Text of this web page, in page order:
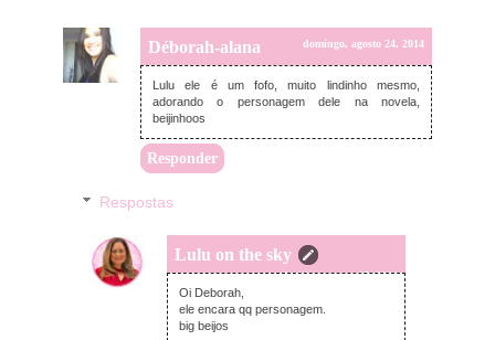
Déborah-alana domingo, agosto 24, 2014
Lulu ele é um fofo, muito lindinho mesmo,
adorando o personagem dele na novela,
beijinhoos
Responder
Respostas
Lulu on the sky
segunda-feira, agosto 25, 2014
Oi Deborah,
ele encara qq personagem.
big beijos